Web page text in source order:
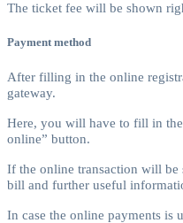
The ticket fee will be shown
Payment method
After filling in the online
gateway.
Here, you will have to fill in
online” button.
If the online transaction will be
bill and further useful
In case the online payments is